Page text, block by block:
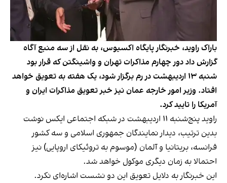
باراک راوید، خبرنگار پایگاه اکسیوس، به نقل از سه منبع آگاه
گزارش داد دور چهارم مذاکرات تهران و واشینگتن که قرار بود
شنبه ۱۳ اردیبهشت در رم برگزار شود، یک هفته به تعویق خواهد
افتاد. وزیر امور خارجه عمان نیز خبر تعویق مذاکرات ایران و
آمریکا را تایید کرد.
راوید پنج‌شنبه ۱۱ اردیبهشت در شبکه اجتماعی ایکس نوشت
بدین ترتیب، دیدار نمایندگان جمهوری اسلامی و سه کشور
فرانسه، بریتانیا و آلمان (موسوم به تروئیکای اروپایی) نیز
احتمالا به زمان دیگری موکول خواهد شد.
این خبرنگار به دلایل تعویق این دو نشست اشاره‌ای نکرد.